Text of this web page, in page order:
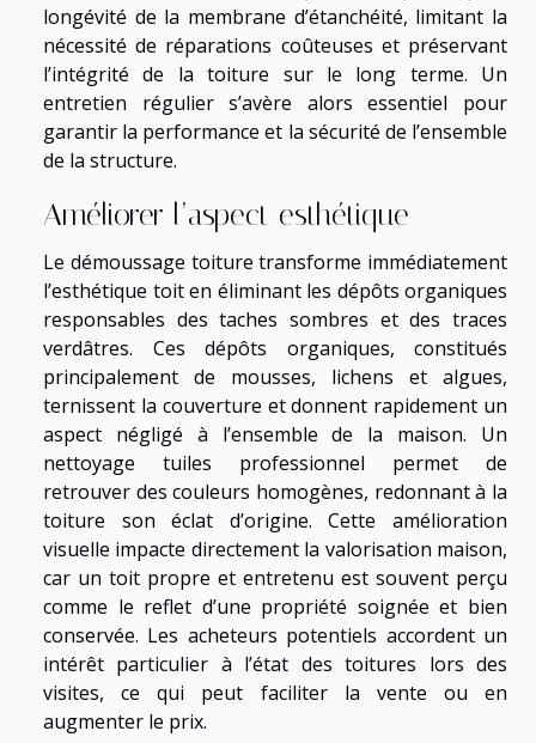
longévité de la membrane d’étanchéité, limitant la
nécessité de réparations coûteuses et préservant
l’intégrité de la toiture sur le long terme. Un
entretien régulier s’avère alors essentiel pour
garantir la performance et la sécurité de l’ensemble
de la structure.
Améliorer l’aspect esthétique
Le démoussage toiture transforme immédiatement
l’esthétique toit en éliminant les dépôts organiques
responsables des taches sombres et des traces
verdâtres. Ces dépôts organiques, constitués
principalement de mousses, lichens et algues,
ternissent la couverture et donnent rapidement un
aspect négligé à l’ensemble de la maison. Un
nettoyage tuiles professionnel permet de
retrouver des couleurs homogènes, redonnant à la
toiture son éclat d’origine. Cette amélioration
visuelle impacte directement la valorisation maison,
car un toit propre et entretenu est souvent perçu
comme le reflet d’une propriété soignée et bien
conservée. Les acheteurs potentiels accordent un
intérêt particulier à l’état des toitures lors des
visites, ce qui peut faciliter la vente ou en
augmenter le prix.